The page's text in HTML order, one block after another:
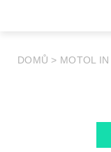
DOMŮ > MOTOL IN